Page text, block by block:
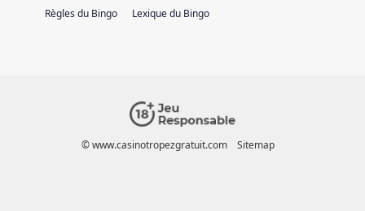
Règles du Bingo Lexique du Bingo
© www.casinotropezgratuit.com Sitemap